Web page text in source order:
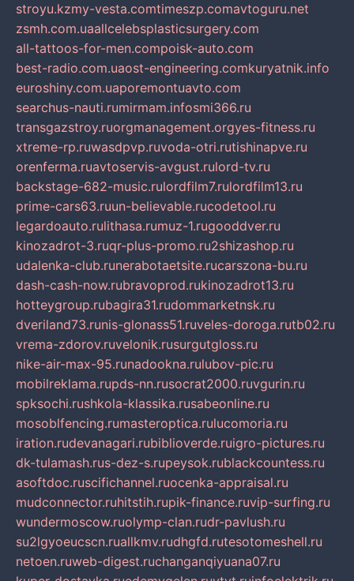
stroyu.kzmy-vesta.comtimeszp.comavtoguru.net
zsmh.com.uaallcelebsplasticsurgery.com
all-tattoos-for-men.compoisk-auto.com
best-radio.com.uaost-engineering.comkuryatnik.info
euroshiny.com.uaporemontuavto.com
searchus-nauti.rumirmam.infosmi366.ru
transgazstroy.ruorgmanagement.orgyes-fitness.ru
xtreme-rp.ruwasdpvp.ruvoda-otri.rutishinapve.ru
orenferma.ruavtoservis-avgust.rulord-tv.ru
backstage-682-music.rulordfilm7.rulordfilm13.ru
prime-cars63.ruun-believable.rucodetool.ru
legardoauto.rulithasa.rumuz-1.rugooddver.ru
kinozadrot-3.ruqr-plus-promo.ru2shizashop.ru
udalenka-club.runerabotaetsite.rucarszona-bu.ru
dash-cash-now.rubravoprod.rukinozadrot13.ru
hotteygroup.rubagira31.rudommarketnsk.ru
dveriland73.runis-glonass51.ruveles-doroga.rutb02.ru
vrema-zdorov.ruvelonik.rusurgutgloss.ru
nike-air-max-95.runadookna.rulubov-pic.ru
mobilreklama.rupds-nn.rusocrat2000.ruvgurin.ru
spksochi.rushkola-klassika.rusabeonline.ru
mosoblfencing.rumasteroptica.rulucomoria.ru
iration.rudevanagari.rubiblioverde.ruigro-pictures.ru
dk-tulamash.rus-dez-s.rupeysok.rublackcountess.ru
asoftdoc.ruscifichannel.ruocenka-appraisal.ru
mudconnector.ruhitstih.rupik-finance.ruvip-surfing.ru
wundermoscow.ruolymp-clan.rudr-pavlush.ru
su2lgyoeucscn.ruallkmv.rudhgfd.rutesotomeshell.ru
netoen.ruweb-digest.ruchanganqiyuana07.ru